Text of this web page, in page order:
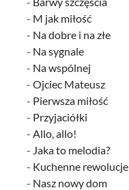
- M jak miłość
- Na dobre i na złe
- Na sygnale
- Na wspólnej
-Ojciec Mateusz
- Pierwsza miłość
- Przyjaciółki
-Allo, allo!
- Jaka to melodia?
- Kuchenne rewolucje
- Nasz nowy dom